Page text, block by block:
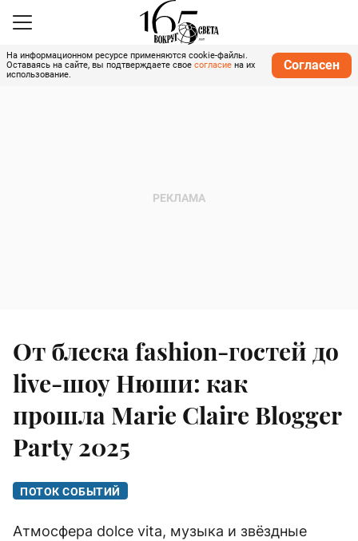
На информационном ресурсе применяются cookie-файлы.
Оставаясь на сайте, вы подтверждаете свое согласие на их
использование.
Согласен
От блеска fashion-гостей до
live-шоу Нюши: как
прошла Marie Claire Blogger
Party 2025
ПОТОК СОБЫТИЙ
Атмосфера dolce vita, музыка и звёздные